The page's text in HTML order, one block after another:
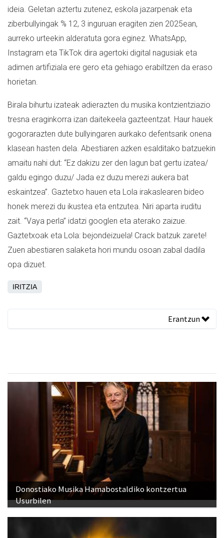
ideia. Geletan aztertu zutenez, eskola jazarpenak eta
ziberbullyingak % 12, 3 inguruan eragiten zien 2025ean,
aurreko urteekin alderatuta gora eginez. WhatsApp,
Instagram eta TikTok dira agertoki digital nagusiak eta
adimen artifiziala ere gero eta gehiago erabiltzen da eraso
horietan.
Birala bihurtu izateak adierazten du musika kontzientziazio
tresna eraginkorra izan daitekeela gazteentzat. Haur hauek
gogorarazten dute bullyingaren aurkako defentsarik onena
klasean hasten dela. Abestiaren azken esalditako batzuekin
amaitu nahi dut: “Ez dakizu zer den lagun bat gertu izatea/
galdu egingo duzu/ Jada ez duzu merezi aukera bat
eskaintzea”. Gaztetxo hauen eta Lola irakaslearen bideo
honek merezi du ikustea eta entzutea. Niri aparta iruditu
zait. “Vaya perla” idatzi googlen eta aterako zaizue.
Gaztetxoak eta Lola: bejondeizuela! Crack batzuk zarete!
Zuen abestiaren salaketa hori mundu osoan zabal dadila
opa dizuet.
IRITZIA
Erantzun
Donostiako Musika Hamabostaldiko kontzertua
Usurbilen